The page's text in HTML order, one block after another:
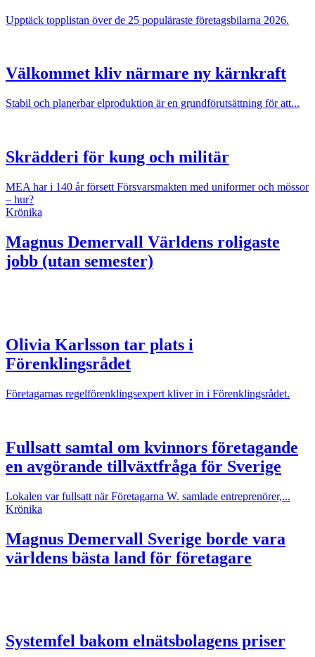
Upptäck topplistan över de 25 populäraste företagsbilarna 2026.
Välkommet kliv närmare ny kärnkraft
Stabil och planerbar elproduktion är en grundförutsättning för att...
Skrädderi för kung och militär
MEA har i 140 år försett Försvarsmakten med uniformer och mössor
– hur?
Krönika
Magnus Demervall Världens roligaste
jobb (utan semester)
Olivia Karlsson tar plats i
Förenklingsrådet
Företagarnas regelförenklingsexpert kliver in i Förenklingsrådet.
Fullsatt samtal om kvinnors företagande
en avgörande tillväxtfråga för Sverige
Lokalen var fullsatt när Företagarna W. samlade entreprenörer,...
Krönika
Magnus Demervall Sverige borde vara
världens bästa land för företagare
Systemfel bakom elnätsbolagens priser